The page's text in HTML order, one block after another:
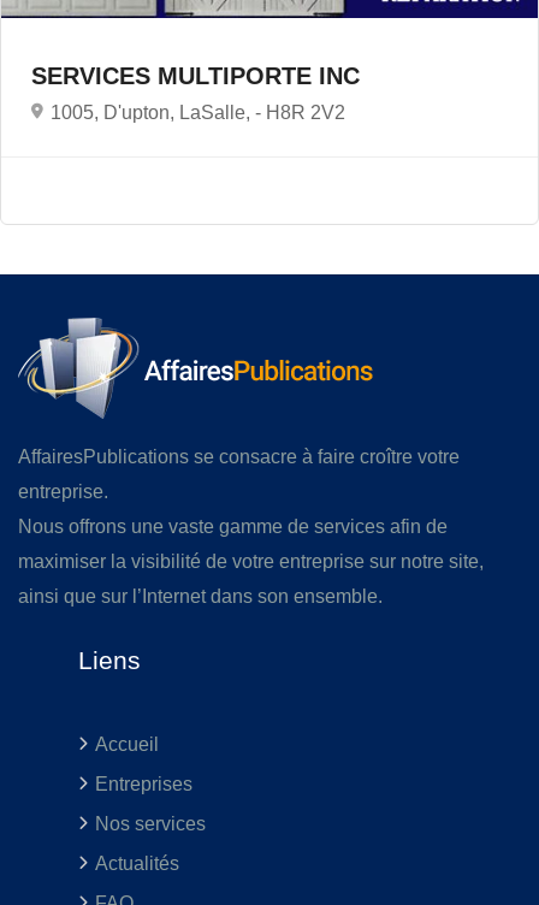
SERVICES MULTIPORTE INC
1005, D'upton, LaSalle, - H8R 2V2
AffairesPublications se consacre à faire croître votre
entreprise.
Nous offrons une vaste gamme de services afin de
maximiser la visibilité de votre entreprise sur notre site,
ainsi que sur l’Internet dans son ensemble.
Liens
Accueil
Entreprises
Nos services
Actualités